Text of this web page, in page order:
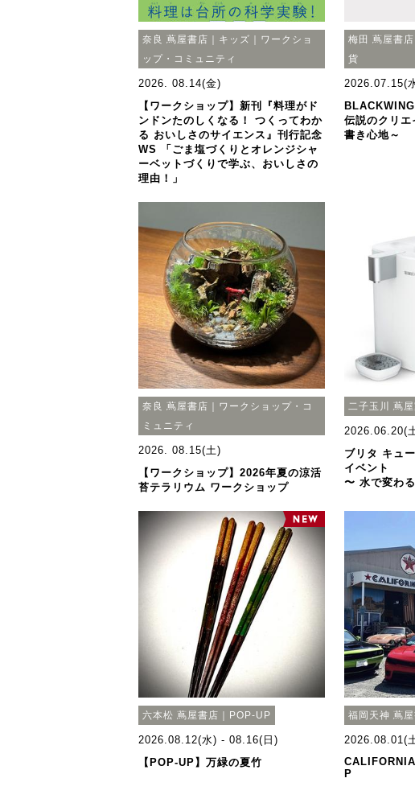
奈良 蔦屋書店｜キッズ｜ワークショ
ップ・コミュニティ
2026. 08.14(金)
【ワークショップ】新刊『料理がド
ンドンたのしくなる！ つくってわか
る おいしさのサイエンス』刊行記念
WS 「ごま塩づくりとオレンジシャ
ーベットづくりで学ぶ、おいしさの
理由！」
梅田 蔦屋書
貨
2026.07.15(
伝説のクリエ
書き心地～
奈良 蔦屋書店｜ワークショップ・コ
ミュニティ
2026. 08.15(土)
【ワークショップ】2026年夏の涼活
苔テラリウム ワークショップ
二子玉川 蔦
2026.06.20(
ブリタ キュ
イベント
〜 水で変わ
六本松 蔦屋書店｜POP-UP
2026.08.12(水) - 08.16(日)
【POP-UP】万緑の夏竹
福岡天神 蔦
2026.08.01(
P